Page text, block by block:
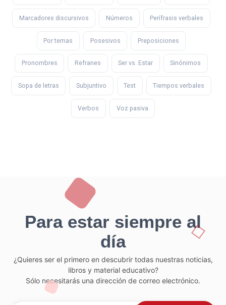
Marcadores discursivos Números Perífrasis verbales
Por temas Posesivos Preposiciones
Pronombres Refranes Ser vs. Estar Sinónimos
Sopa de letras Subjuntivo Test Tiempos verbales
Verbos Voz pasiva
Para estar siempre al
día
¿Quieres ser el primero en descubrir todas nuestras noticias,
libros y material educativo?
Sólo necesitarás una dirección de correo electrónico.